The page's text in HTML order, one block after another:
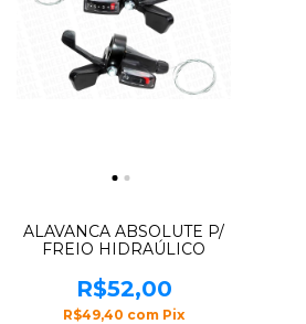
ALAVANCA ABSOLUTE P/
FREIO HIDRAÚLICO
R$52,00
R$49,40 com Pix